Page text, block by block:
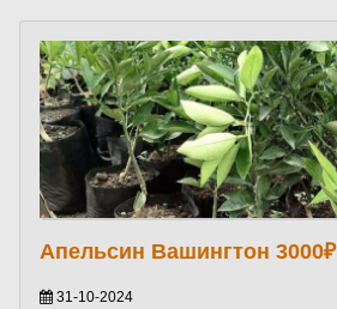
Апельсин Вашингтон 3000₽
31-10-2024